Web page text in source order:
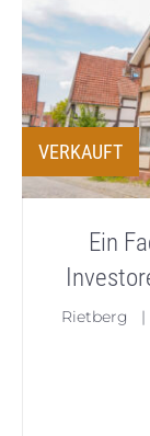
VERKAUFT
Ein
Rietberg |